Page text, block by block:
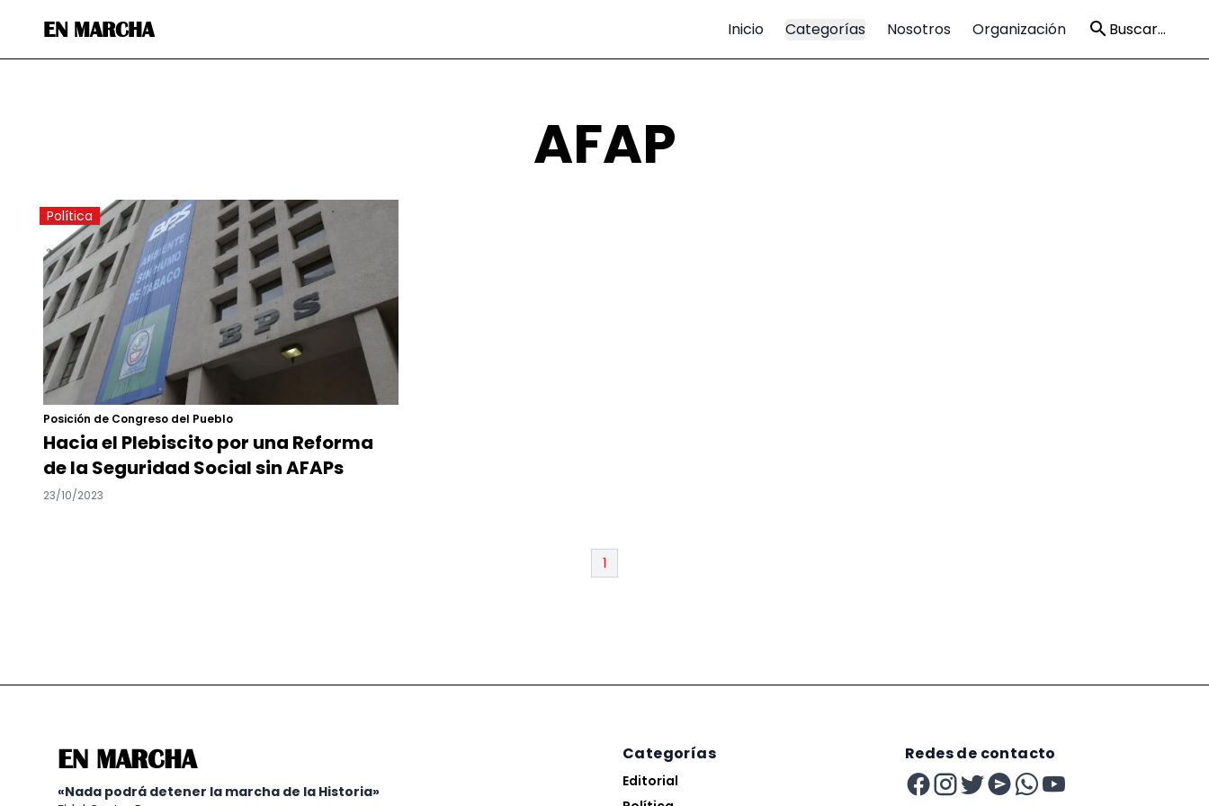
EN MARCHA Inicio Categorías Nosotros Organización Buscar...
AFAP
Política
Posición de Congreso del Pueblo
Hacia el Plebiscito por una Reforma
de la Seguridad Social sin AFAPs
23/10/2023
1
EN MARCHA
«Nada podrá detener la marcha de la Historia»
Categorías
Editorial
Redes de contacto